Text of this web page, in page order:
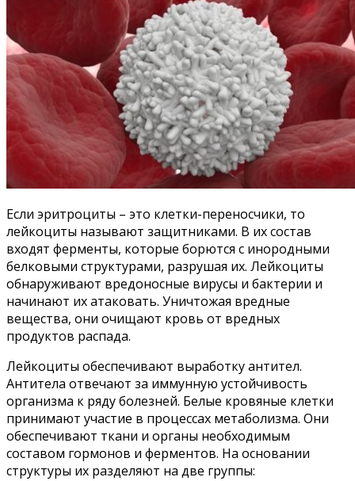
Если эритроциты – это клетки-переносчики, то
лейкоциты называют защитниками. В их состав
входят ферменты, которые борются с инородными
белковыми структурами, разрушая их. Лейкоциты
обнаруживают вредоносные вирусы и бактерии и
начинают их атаковать. Уничтожая вредные
вещества, они очищают кровь от вредных
продуктов распада.
Лейкоциты обеспечивают выработку антител.
Антитела отвечают за иммунную устойчивость
организма к ряду болезней. Белые кровяные клетки
принимают участие в процессах метаболизма. Они
обеспечивают ткани и органы необходимым
составом гормонов и ферментов. На основании
структуры их разделяют на две группы: